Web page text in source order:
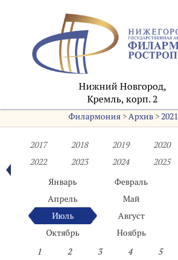
Нижний Новгород,
Кремль, корп. 2
Филармония>Архив>2021
2017 2018 2019 2020
2022
2023 2024 2025
Январь
Февраль
Апрель
Май
Июль
Август
Октябрь
Ноябрь
1
2 3 4 5